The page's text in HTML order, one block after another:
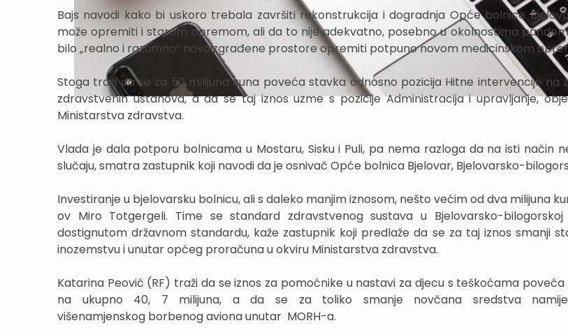
Bajs navodi kako bi uskoro trebala završiti rekonstrukcija i dogradnja Opće bolnice
može opremiti i starom opremom, ali da to nije adekvatno, posebno u okolnostima
bilo „realno i razumno“ novoizgrađene prostore opremiti potpuno novom medicinskom
Stoga traži da se za 50 milijuna kuna poveća stavka odnosno pozicija Hitne intervencije na
zdravstvenih ustanova, a da se taj iznos uzme s pozicije Administracija i upravljanje,
Ministarstva zdravstva.
Vlada je dala potporu bolnicama u Mostaru, Sisku i Puli, pa nema razloga da na isti način
slučaju, smatra zastupnik koji navodi da je osnivač Opće bolnica Bjelovar, Bjelovarsko-
Investiranje u bjelovarsku bolnicu, ali s daleko manjim iznosom, nešto većim od dva milijuna
ov Miro Totgergeli. Time se standard zdravstvenog sustava u Bjelovarsko-bilogorskoj
dostignutom državnom standardu, kaže zastupnik koji predlaže da se za taj iznos smanji
inozemstvu i unutar općeg proračuna u okviru Ministarstva zdravstva.
Katarina Peović (RF) traži da se iznos za pomoćnike u nastavi za djecu s teškoćama poveća
na ukupno 40, 7 milijuna, a da se za toliko smanje novčana sredstva
višenamjenskog borbenog aviona unutar MORH-a.